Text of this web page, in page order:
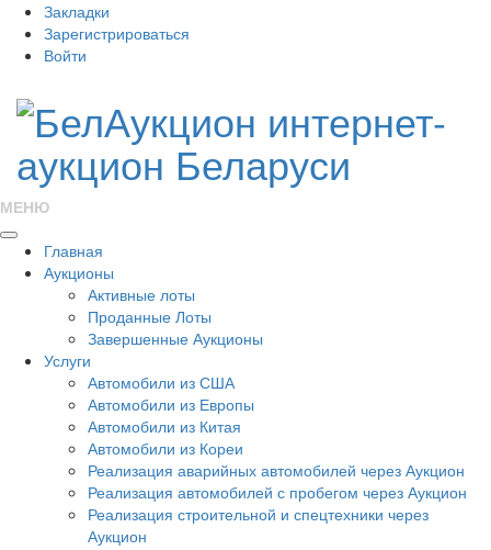
Закладки
Зарегистрироваться
Войти
МЕНЮ
Главная
Аукционы
Активные лоты
Проданные Лоты
Завершенные Аукционы
Услуги
Автомобили из США
Автомобили из Европы
Автомобили из Китая
Автомобили из Кореи
Реализация аварийных автомобилей через Аукцион
Реализация автомобилей с пробегом через Аукцион
Реализация строительной и спецтехники через
Аукцион